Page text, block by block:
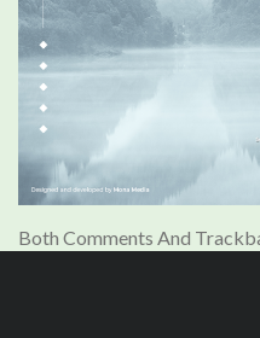
Both Comments And